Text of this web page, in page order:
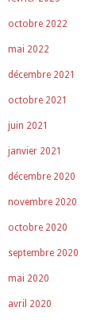
octobre 2022
mai 2022
décembre 2021
octobre 2021
juin 2021
janvier 2021
décembre 2020
novembre 2020
octobre 2020
septembre 2020
mai 2020
avril 2020